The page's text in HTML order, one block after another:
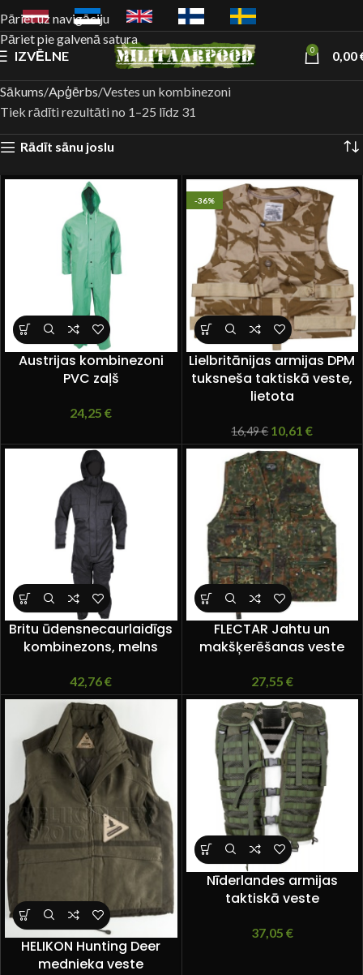
Pāriet uz navigāciju
Pāriet pie galvenā satura
IZVĒLNE
0 0,00
Sākums Apģērbs Vestes un kombinezoni
Tiek rādīti rezultāti no 1–25 līdz 31
Rādīt sānu joslu
Austrijas kombinezoni
PVC zaļš
24,25€
-36%
Lielbritānijas armijas DPM
tuksneša taktiskā veste,
lietota
16,49€ 10,61€
Britu ūdensnecaurlaidīgs
kombinezons, melns
42,76€
FLECTAR Jahtu un
makšķerēšanas veste
27,55 €
HELIKON Hunting Deer
mednieka veste
Nīderlandes armijas
taktiskā veste
37,05 €